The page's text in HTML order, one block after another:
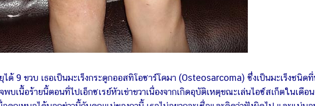
ได้ 9 ขวบ เธอเป็นมะเร็งกระดูกออสทิโอซาร์โคมา (Osteosarcoma) ซึ่งเป็นมะเร็งชนิด
บเนื้อร้ายนี้ตอนที่ไปเอ็กซเรย์หัวเข่าขวาเนื่องจากเกิดอุบัติเหตุขณะเล่นไอซ์สเก็ตในเดือน